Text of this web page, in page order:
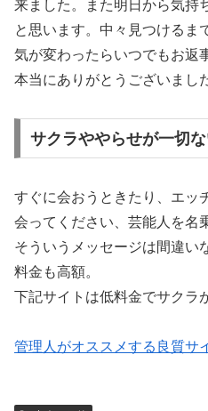
来ました。また明日から気持
と思います。中々見つけるま
気が変わったらいつでもお返
本当にありがとうございまし
サクラややらせが一切
すぐに会おうときたり、エッ
会ってください、芸能人を名
そういうメッセージは間違い
料金も高額。
下記サイトは低料金でサクラ
管理人がオススメする良質サ